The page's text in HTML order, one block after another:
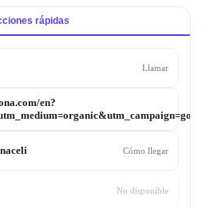
rápidas
Llamar
en?
Cómo llegar
No disponible